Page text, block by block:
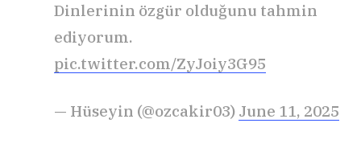
Dinlerinin özgür olduğunu tahmin
ediyorum.
pic.twitter.com/ZyJoiy3G95
— Hüseyin (@ozcakir03) June 11, 2025